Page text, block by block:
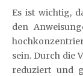
Es ist wichtig,
den
sein. Durch die
reduziert und